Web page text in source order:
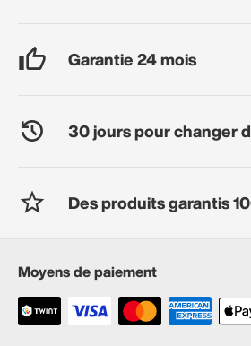
Garantie 24 mois
30 jours pour changer
Des produits garantis
Moyens de paiement